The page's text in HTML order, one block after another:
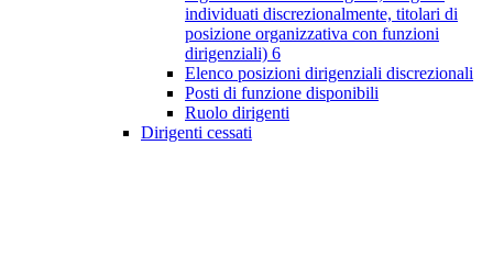
individuati discrezionalmente, titolari di
posizione organizzativa con funzioni
dirigenziali) 6
Elenco posizioni dirigenziali discrezionali
Posti di funzione disponibili
Ruolo dirigenti
Dirigenti cessati